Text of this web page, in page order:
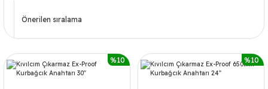
%10 %10